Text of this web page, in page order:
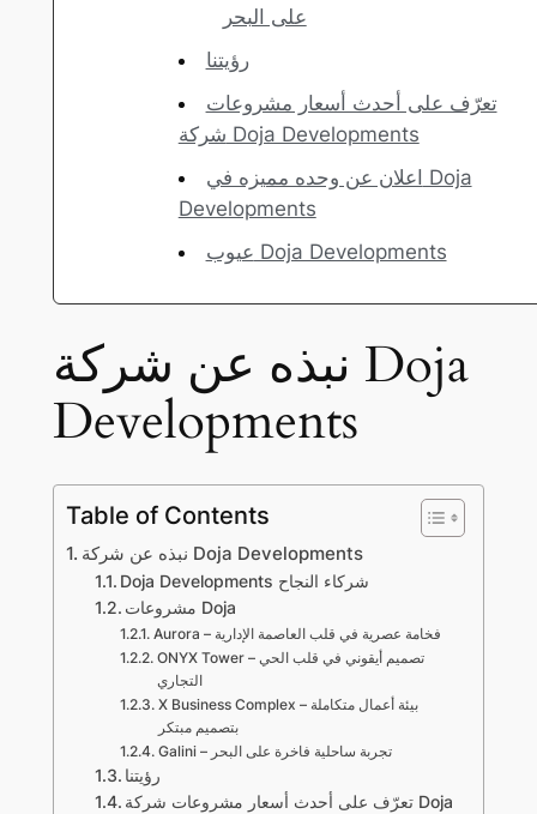
على البحر
رؤيتنا
تعرّف على أحدث أسعار مشروعات
شركة Doja Developments
اعلان عن وحده مميزه في Doja
Developments
عيوب Doja Developments
نبذه عن شركة Doja
Developments
Table of Contents
نبذه عن شركة Doja Developments
Doja Developments شركاء النجاح
مشروعات Doja
Aurora – فخامة عصرية في قلب العاصمة الإدارية
ONYX Tower – تصميم أيقوني في قلب الحي
التجاري
X Business Complex – بيئة أعمال متكاملة
بتصميم مبتكر
Galini – تجربة ساحلية فاخرة على البحر
رؤيتنا
تعرّف على أحدث أسعار مشروعات شركة Doja